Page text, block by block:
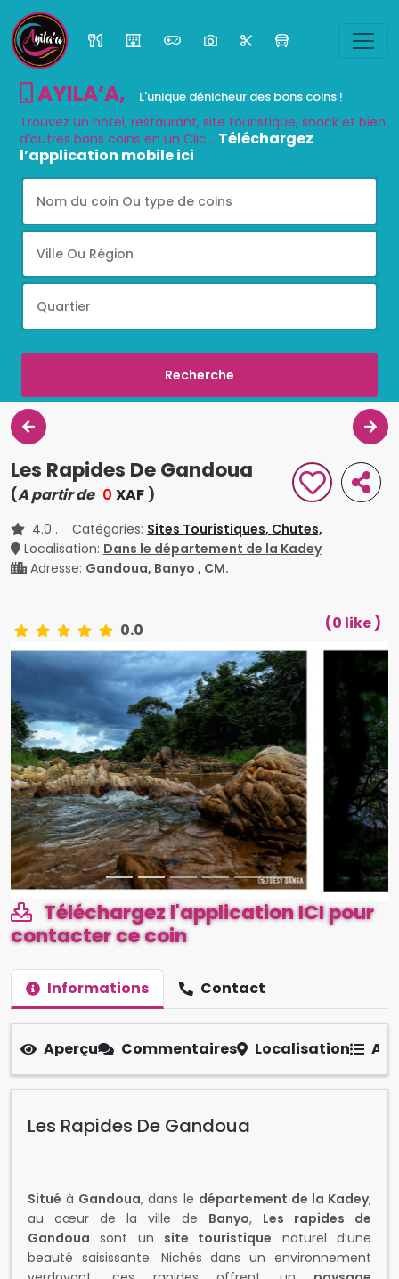
AYILA’A, L'unique dénicheur des bons coins !
Trouvez un hôtel, restaurant, site touristique, snack et bien
d’autres bons coins en un Clic... Téléchargez
l’application mobile ici
Les Rapides De Gandoua
(A partir de 0 XAF )
4.0 . Catégories: Sites Touristiques, Chutes,
Localisation: Dans le département de la Kadey
Adresse: Gandoua, Banyo , CM.
0.0 (0 like )
Téléchargez l'application ICI pour
contacter ce coin
Informations Contact
Aperçu Commentaires Localisation
Les Rapides De Gandoua
Situé à Gandoua, dans le département de la Kadey,
au cœur de la ville de Banyo, Les rapides de
Gandoua sont un site touristique naturel d’une
beauté saisissante. Nichés dans un environnement